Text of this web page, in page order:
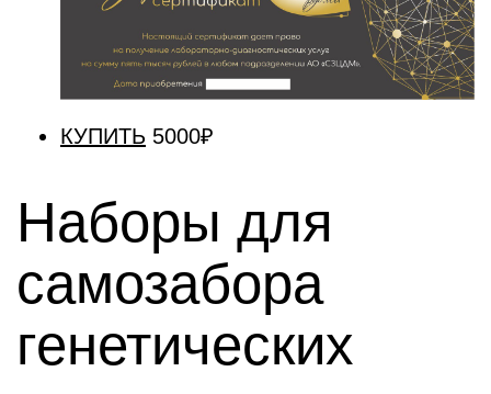
КУПИТЬ 5000₽
Наборы для
самозабора
генетических